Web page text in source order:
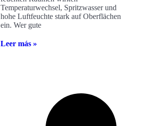
Temperaturwechsel, Spritzwasser und
hohe Luftfeuchte stark auf Oberflächen
ein. Wer gute
Leer más »